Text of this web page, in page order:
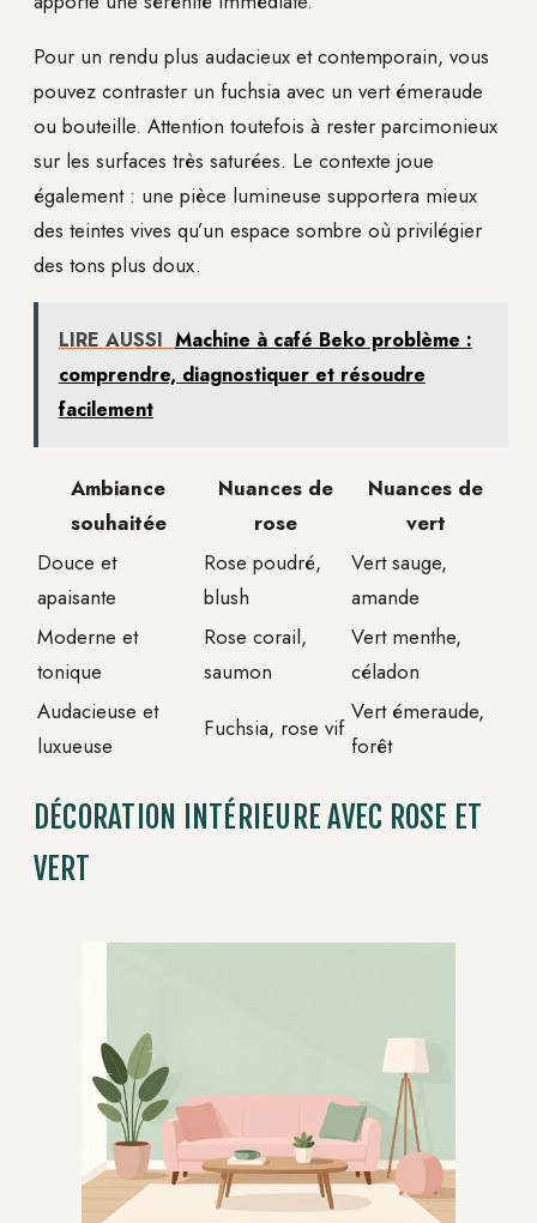
Pour un rendu plus audacieux et contemporain, vous
pouvez contraster un fuchsia avec un vert émeraude
ou bouteille. Attention toutefois à rester parcimonieux
sur les surfaces très saturées. Le contexte joue
également : une pièce lumineuse supportera mieux
des teintes vives qu’un espace sombre où privilégier
des tons plus doux.
LIRE AUSSI Machine à café Beko problème :
comprendre, diagnostiquer et résoudre
facilement
Ambiance
souhaitée
Nuances de
rose
Nuances de
vert
Douce et
apaisante
Rose poudré,
blush
Vert sauge,
amande
Moderne et
tonique
Rose corail,
saumon
Vert menthe,
céladon
Audacieuse et
luxueuse
Fuchsia, rose vif
Vert émeraude,
forêt
DÉCORATION INTÉRIEURE AVEC ROSE ET
VERT